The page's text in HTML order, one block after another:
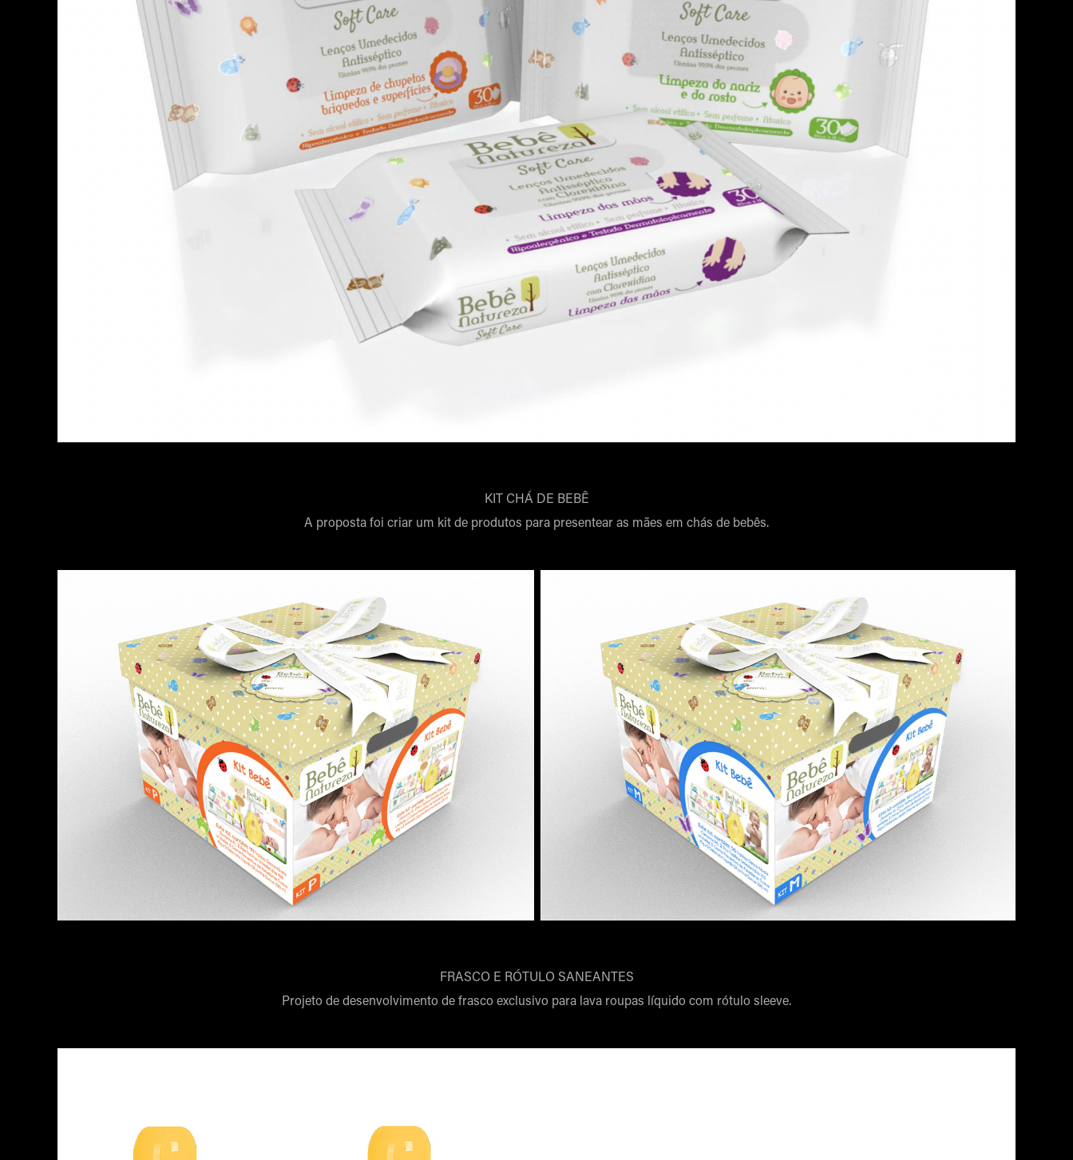
KIT CHÁ DE BEBÊ
A proposta foi criar um kit de produtos para presentear as mães em chás de bebês.
FRASCO E RÓTULO SANEANTES
Projeto de desenvolvimento de frasco exclusivo para lava roupas líquido com rótulo sleeve.